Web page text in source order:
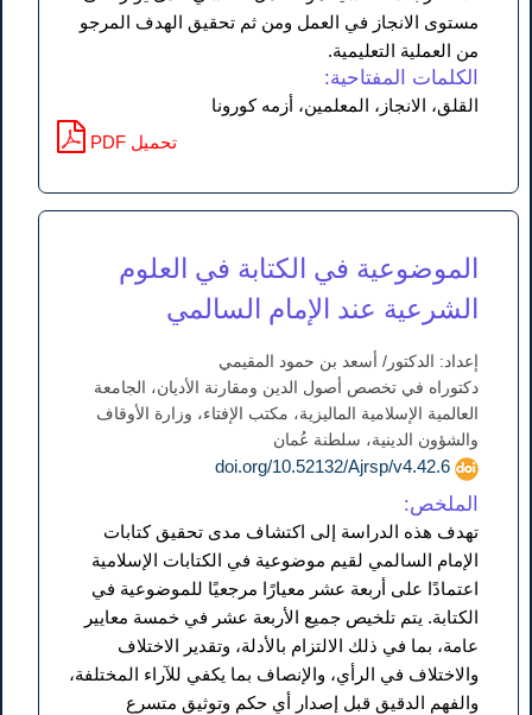
مستوى الانجاز في العمل ومن ثم تحقيق الهدف المرجو
من العملية التعليمية.
الكلمات المفتاحية:
القلق، الانجاز، المعلمين، أزمه كورونا
PDF تحميل
الموضوعية في الكتابة في العلوم
الشرعية عند الإمام السالمي
إعداد: الدكتور/ أسعد بن حمود المقيمي
دكتوراه في تخصص أصول الدين ومقارنة الأديان، الجامعة
العالمية الإسلامية الماليزية، مكتب الإفتاء، وزارة الأوقاف
والشؤون الدينية، سلطنة عُمان
doi.org/10.52132/Ajrsp/v4.42.6
الملخص:
تهدف هذه الدراسة إلى اكتشاف مدى تحقيق كتابات
الإمام السالمي لقيم موضوعية في الكتابات الإسلامية
اعتمادًا على أربعة عشر معيارًا مرجعيًا للموضوعية في
الكتابة. يتم تلخيص جميع الأربعة عشر في خمسة معايير
عامة، بما في ذلك الالتزام بالأدلة، وتقدير الاختلاف
والاختلاف في الرأي، والإنصاف بما يكفي للآراء المختلفة،
والفهم الدقيق قبل إصدار أي حكم وتوثيق متسرع